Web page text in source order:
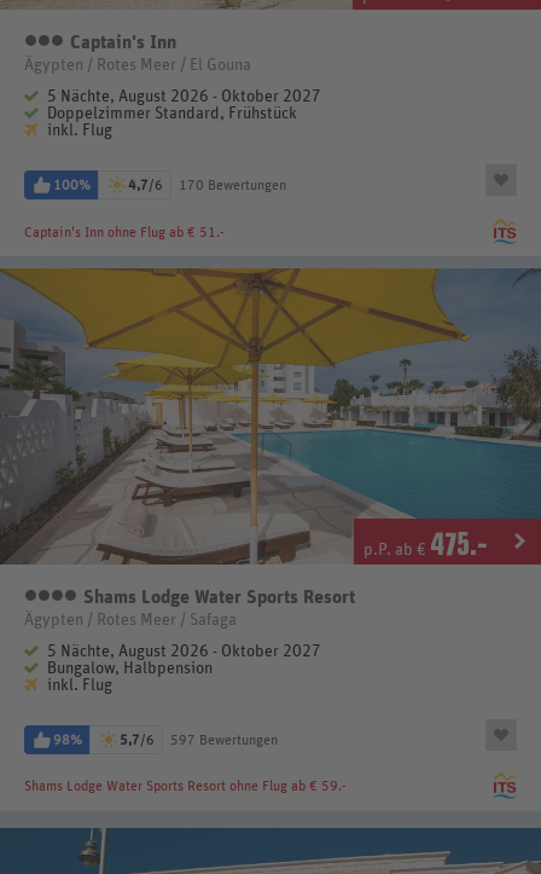
3 Sterne
Captain's Inn
Ägypten / Rotes Meer / El Gouna
5 Nächte, August 2026 - Oktober 2027
Doppelzimmer Standard, Frühstück
inkl. Flug
100% 4,7/6 170 Bewertungen
Captain's Inn ohne Flug ab € 51.-
p.P. ab € 475.-
4 Sterne
Shams Lodge Water Sports Resort
Ägypten / Rotes Meer / Safaga
5 Nächte, August 2026 - Oktober 2027
Bungalow, Halbpension
inkl. Flug
98% 5,7/6 597 Bewertungen
Shams Lodge Water Sports Resort ohne Flug ab € 59.-